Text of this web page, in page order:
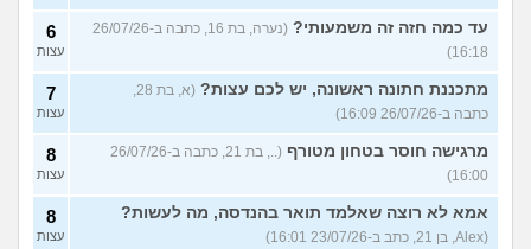
עד כמה חזה זה משמעותי?
(נערה, בת 16, כתבה ב-26/07/26
16:18)
6
עצות
מתכננת חתונה ראשונה, יש לכם עצות?
(א, בת 28,
כתבה ב-26/07/26 16:09)
7
עצות
מרגישה חוסר בטחון מטורף
(.., בת 21, כתבה ב-26/07/26
16:00)
8
עצות
אמא לא רוצה שאלמד תואר בהנדסה, מה לעשות?
(Alex, בן 21, כתב ב-23/07/26 16:01)
8
עצות